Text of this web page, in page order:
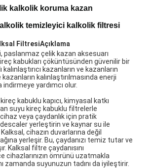
kalkolik koruma kazan
temizleyici kalkolik filtresi
FiltresiAçıklama
paslanmaz çelik kazan aksesuarı
kabukları çöküntüsünden güvenilir bir
kalınlaştırıcı kazanların ve kazanların
kalınlaştırılmasında enerji
yardımcı olur.
kabuklu kapıcı, kimyasal katkı
suyu kireç kabuklu filtrelerle
veya çaydanlık için pratik
yerleştirin ve kaynar su ile
cihazın duvarlarına değil
yerleşir. Bu, çaydanızı temiz tutar ve
Kalksal filtre çaydanısını
cihazlarınızın ömrünü uzatmakla
zamanda suyunuzun tadını da iyileştirir.